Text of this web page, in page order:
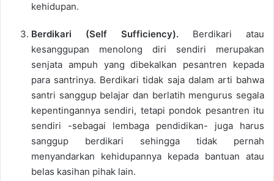
kehidupan.
Berdikari (Self Sufficiency). Berdikari atau
kesanggupan menolong diri sendiri merupakan
senjata ampuh yang dibekalkan pesantren kepada
para santrinya. Berdikari tidak saja dalam arti bahwa
santri sanggup belajar dan berlatih mengurus segala
kepentingannya sendiri, tetapi pondok pesantren itu
sendiri -sebagai lembaga pendidikan- juga harus
sanggup berdikari sehingga tidak pernah
menyandarkan kehidupannya kepada bantuan atau
belas kasihan pihak lain.